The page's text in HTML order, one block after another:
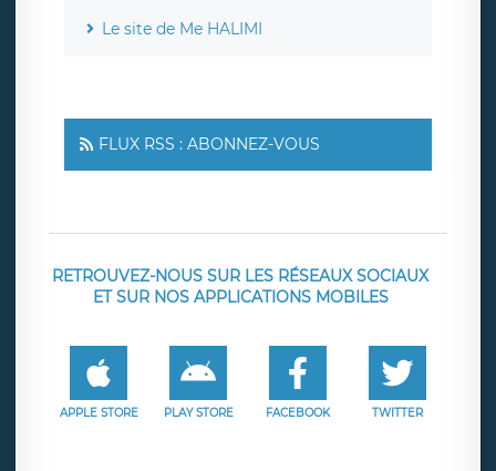
Le site de Me HALIMI
FLUX RSS : ABONNEZ-VOUS
RETROUVEZ-NOUS SUR LES RÉSEAUX SOCIAUX
ET SUR NOS APPLICATIONS MOBILES
APPLE STORE PLAY STORE FACEBOOK TWITTER